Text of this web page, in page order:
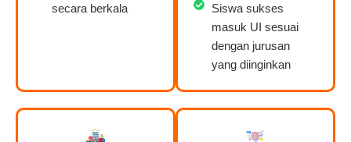
secara berkala
Siswa sukses
masuk UI sesuai
dengan jurusan
yang diinginkan